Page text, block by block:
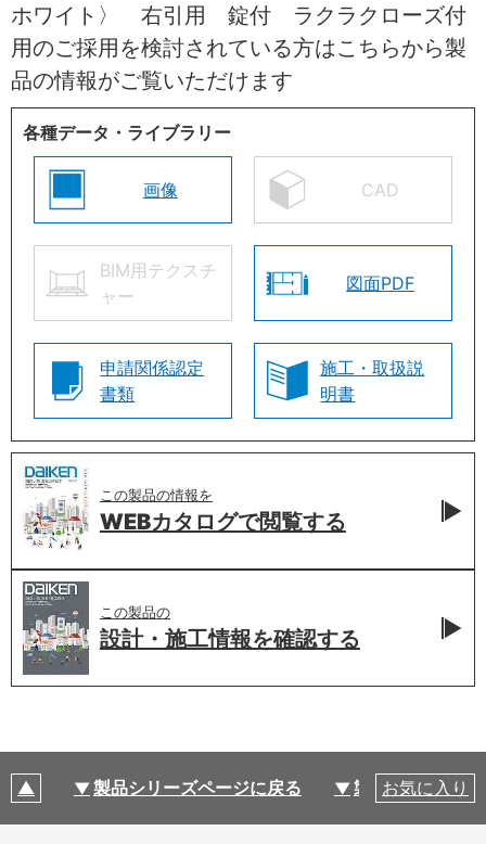
ホワイト〉 右引用 錠付 ラクラクローズ付
用のご採用を検討されている方はこちらから製
品の情報がご覧いただけます
各種データ・ライブラリー
画像 CAD
BIM用テクスチ
ャー
図面PDF
申請関係認定
書類
施工・取扱説
明書
この製品の情報を
WEBカタログで閲覧する
この製品の
設計・施工情報を確認する
製品シリーズページに戻る 製品仕様
お気に入り